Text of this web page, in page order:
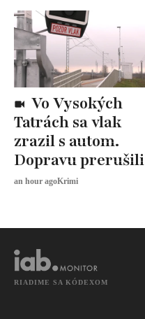
Tatrách sa vlak
zrazil s autom.
Dopravu prerušili
an hour agoKrimi
RIADIME SA KÓDEXOM